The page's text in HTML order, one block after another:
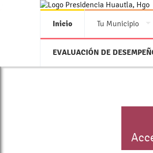
Inicio Tu Municipio
EVALUACIÓN DE